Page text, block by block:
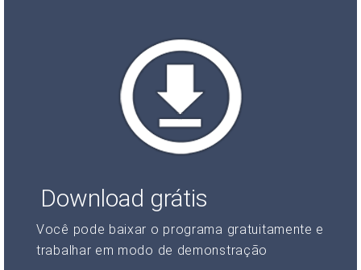
Download grátis
Você pode baixar o programa gratuitamente e
trabalhar em modo de demonstração